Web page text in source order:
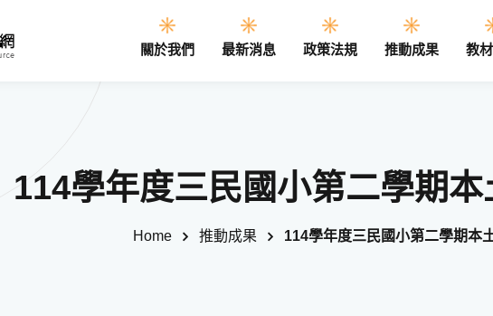
關於我們 最新消息 政策法規 推動成果 教
114學年度三民國小第二學期
Home 推動成果 114學年度三民國小第二學期本
Sign in